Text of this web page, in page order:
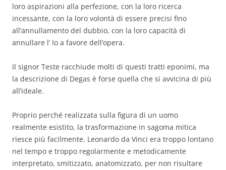
loro aspirazioni alla perfezione, con la loro ricerca
incessante, con la loro volontà di essere precisi fino
all’annullamento del dubbio, con la loro capacità di
annullare l’ Io a favore dell’opera.
Il signor Teste racchiude molti di questi tratti eponimi, ma
la descrizione di Degas è forse quella che si avvicina di più
all’ideale.
Proprio perché realizzata sulla figura di un uomo
realmente esistito, la trasformazione in sagoma mitica
riesce più facilmente. Leonardo da Vinci era troppo lontano
nel tempo e troppo regolarmente e metodicamente
interpretato, smitizzato, anatomizzato, per non risultare